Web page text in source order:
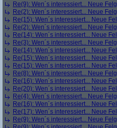
Re(9): Wen´s interessiert... Neue
Re(2): Wen´s interessiert... Neue
Re(15): Wen´s interessiert... Neue
Re(2): Wen´s interessiert... Neue
Re(14): Wen´s interessiert... Neue
Re(3): Wen´s interessiert... Neue
Re(14): Wen´s interessiert... Neue
Re(15): Wen´s interessiert... Neue
Re(15): Wen´s interessiert... Neue
Re(8): Wen´s interessiert... Neue
Re(16): Wen´s interessiert... Neue
Re(20): Wen´s interessiert... Neue
Re(4): Wen´s interessiert... Neue
Re(16): Wen´s interessiert... Neue
Re(17): Wen´s interessiert... Neue
Re(9): Wen´s interessiert... Neue